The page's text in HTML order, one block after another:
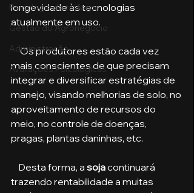
Psicologia de tráfego
Gestão do Agronegócio
Administração
Avaliações Psicológicas
longevidade às tecnologias
atualmente em uso.
     Os produtores estão cada vez
mais conscientes de que precisam
integrar e diversificar estratégias de
manejo, visando melhorias de solo, no
aproveitamento de recursos do
meio, no controle de doenças,
pragas, plantas daninhas, etc.
    Desta forma, a
soja continuará
trazendo rentabilidade a muitas